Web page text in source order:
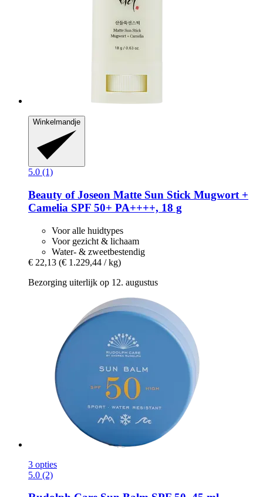
Winkelmandje
5.0 (1)
Beauty of Joseon Matte Sun Stick Mugwort +
Camelia SPF 50+ PA++++, 18 g
Voor alle huidtypes
Voor gezicht & lichaam
Water- & zweetbestendig
€ 22,13 (€ 1.229,44 / kg)
Bezorging uiterlijk op 12. augustus
3 opties
5.0 (2)